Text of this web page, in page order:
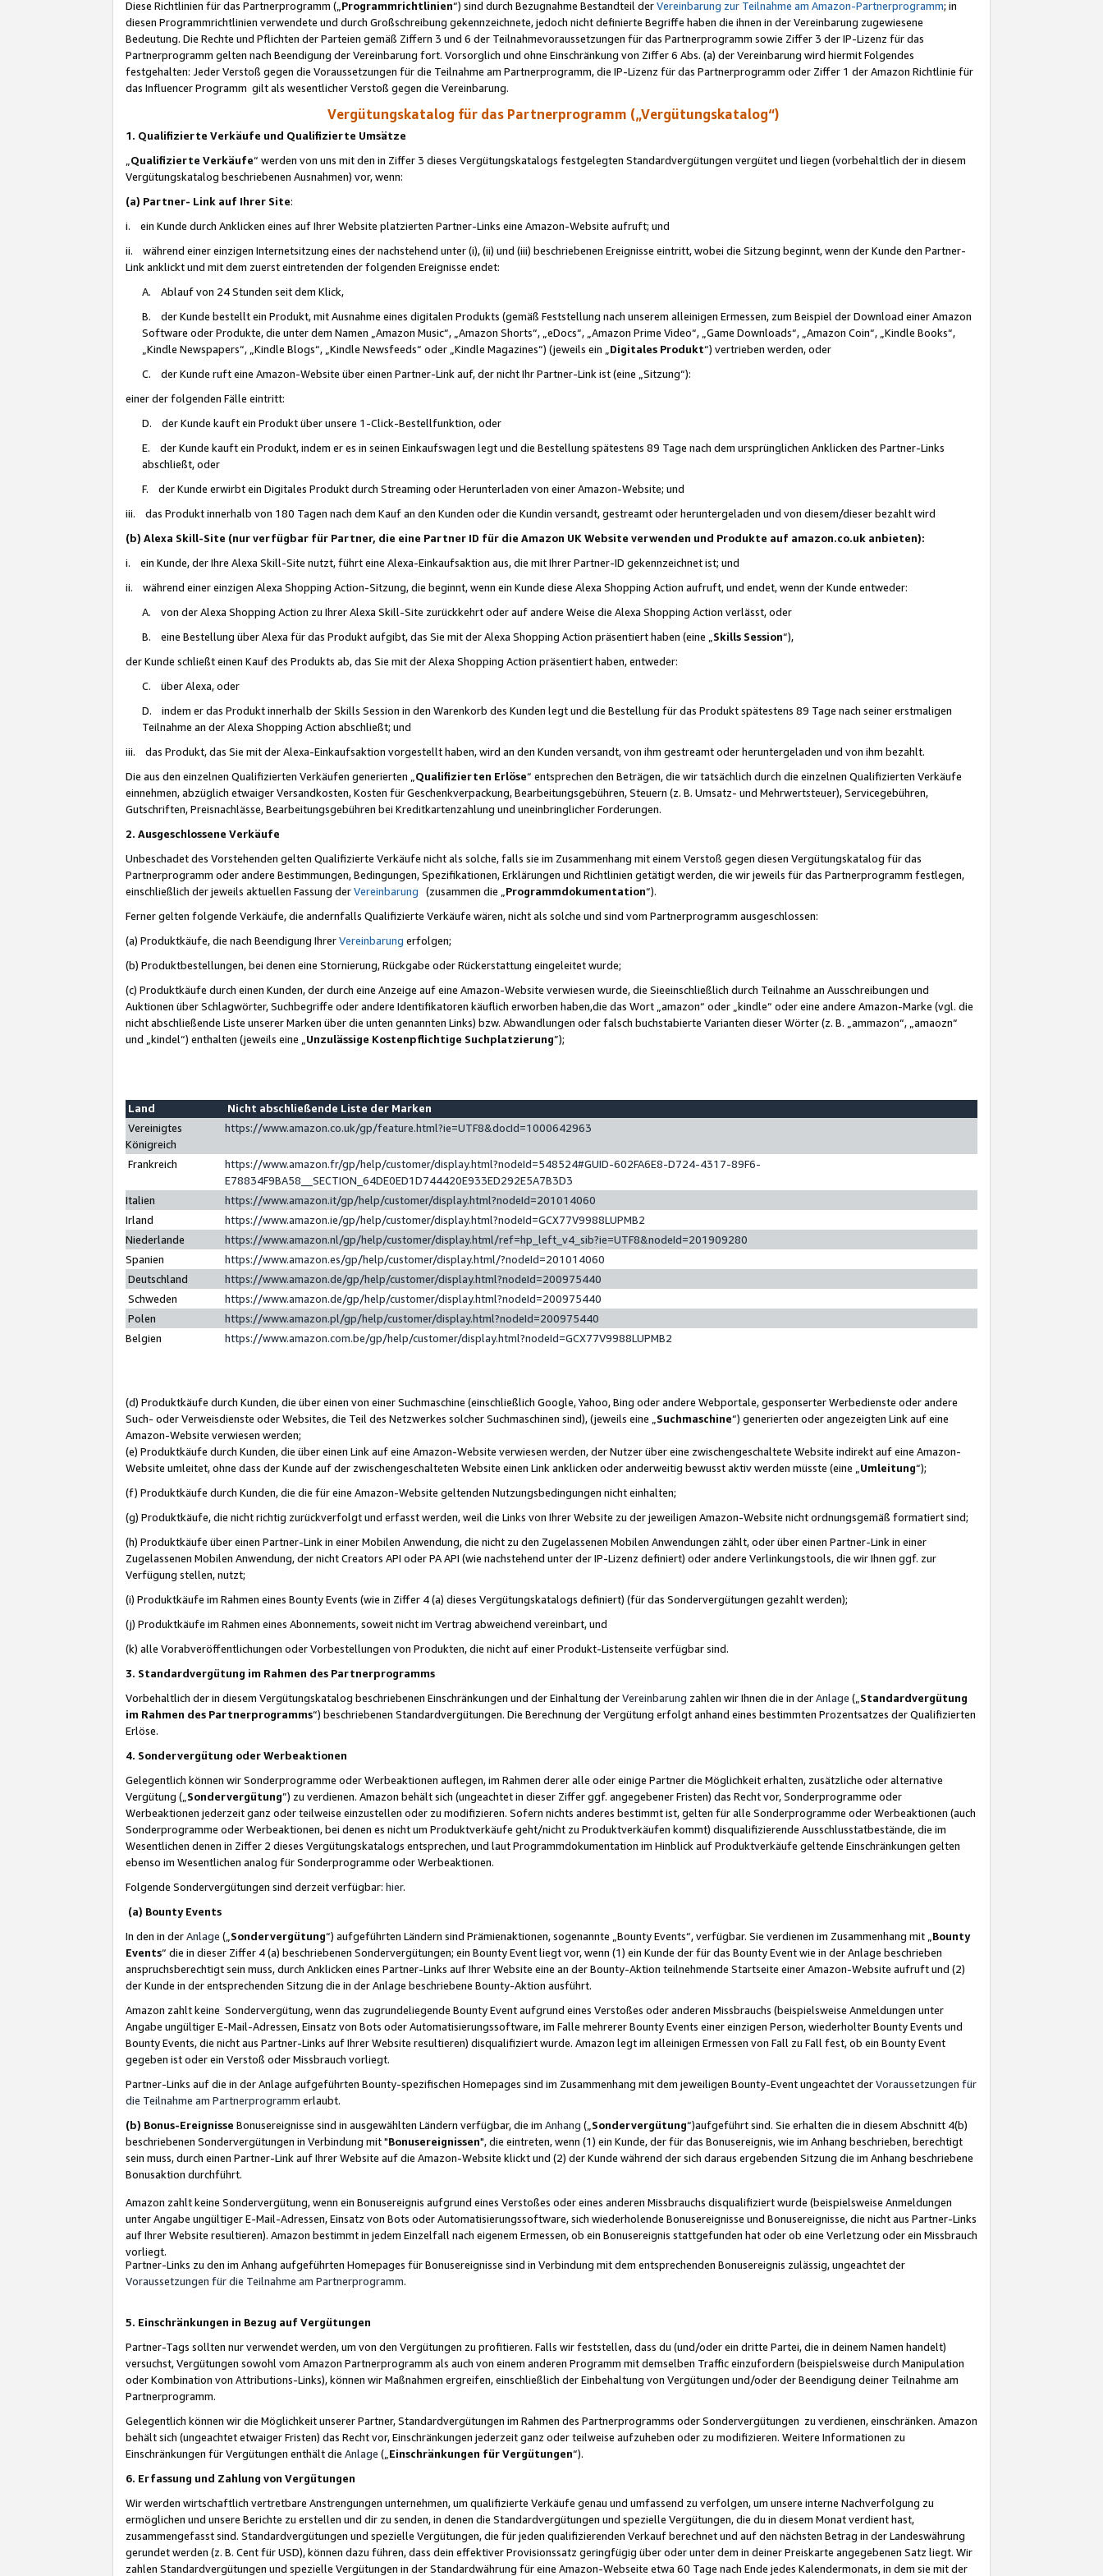
Diese Richtlinien für das Partnerprogramm („Programmrichtlinien“) sind durch Bezugnahme Bestandteil derVereinbarung zur Teilnahme am Amazon-Partnerprogramm; in
diesen Programmrichtlinien verwendete und durch Großschreibung gekennzeichnete, jedoch nicht definierte Begriffe haben die ihnen in der Vereinbarung zugewiesene
Bedeutung. Die Rechte und Pflichten der Parteien gemäß Ziffern 3 und 6 der Teilnahmevoraussetzungen für das Partnerprogramm sowie Ziffer 3 der IP-Lizenz für das
Partnerprogramm gelten nach Beendigung der Vereinbarung fort. Vorsorglich und ohne Einschränkung von Ziffer 6 Abs. (a) der Vereinbarung wird hiermit Folgendes
festgehalten: Jeder Verstoß gegen die Voraussetzungen für die Teilnahme am Partnerprogramm, die IP-Lizenz für das Partnerprogramm oder Ziffer 1 der Amazon Richtlinie für
das Influencer Programm gilt als wesentlicher Verstoß gegen die Vereinbarung.
Vergütungskatalog für das Partnerprogramm („Vergütungskatalog“)
1. Qualifizierte Verkäufe und Qualifizierte Umsätze
Qualifizierte Verkäufe“ werden von uns mit den in Ziffer 3 dieses Vergütungskatalogs festgelegten Standardvergütungen vergütet und liegen (vorbehaltlich der in diesem
Vergütungskatalog beschriebenen Ausnahmen) vor, wenn:
(a) Partner- Link auf Ihrer Site:
i. ein Kunde durch Anklicken eines auf Ihrer Website platzierten Partner-Links eine Amazon-Website aufruft; und
ii. während einer einzigen Internetsitzung eines der nachstehend unter (i), (ii) und (iii) beschriebenen Ereignisse eintritt, wobei die Sitzung beginnt, wenn der Kunde den Partner-
Link anklickt und mit dem zuerst eintretenden der folgenden Ereignisse endet:
A. Ablauf von 24 Stunden seit dem Klick,
B. der Kunde bestellt ein Produkt, mit Ausnahme eines digitalen Produkts (gemäß Feststellung nach unserem alleinigen Ermessen, zum Beispiel der Download einer Amazon
Software oder Produkte, die unter dem Namen „Amazon Music“, „Amazon Shorts“, „eDocs“, „Amazon Prime Video“, „Game Downloads“, „Amazon Coin“, „Kindle Books“,
„Kindle Newspapers“, „Kindle Blogs“, „Kindle Newsfeeds“ oder „Kindle Magazines“) (jeweils ein „ Digitales Produkt“) vertrieben werden, oder
C. der Kunde ruft eine Amazon-Website über einen Partner-Link auf, der nicht Ihr Partner-Link ist (eine „Sitzung“):
einer der folgenden Fälle eintritt:
D. der Kunde kauft ein Produkt über unsere 1-Click-Bestellfunktion, oder
E. der Kunde kauft ein Produkt, indem er es in seinen Einkaufswagen legt und die Bestellung spätestens 89 Tage nach dem ursprünglichen Anklicken des Partner-Links
abschließt, oder
F. der Kunde erwirbt ein Digitales Produkt durch Streaming oder Herunterladen von einer Amazon-Website; und
iii. das Produkt innerhalb von 180 Tagen nach dem Kauf an den Kunden oder die Kundin versandt, gestreamt oder heruntergeladen und von diesem/dieser bezahlt wird
(b) Alexa Skill-Site (nur verfügbar für Partner, die eine Partner ID für die Amazon UK Website verwenden und Produkte auf amazon.co.uk anbieten):
i. ein Kunde, der Ihre Alexa Skill-Site nutzt, führt eine Alexa-Einkaufsaktion aus, die mit Ihrer Partner-ID gekennzeichnet ist; und
ii. während einer einzigen Alexa Shopping Action-Sitzung, die beginnt, wenn ein Kunde diese Alexa Shopping Action aufruft, und endet, wenn der Kunde entweder:
A. von der Alexa Shopping Action zu Ihrer Alexa Skill-Site zurückkehrt oder auf andere Weise die Alexa Shopping Action verlässt, oder
B. eine Bestellung über Alexa für das Produkt aufgibt, das Sie mit der Alexa Shopping Action präsentiert haben (eine „ Skills Session“),
der Kunde schließt einen Kauf des Produkts ab, das Sie mit der Alexa Shopping Action präsentiert haben, entweder:
C. über Alexa, oder
D. indem er das Produkt innerhalb der Skills Session in den Warenkorb des Kunden legt und die Bestellung für das Produkt spätestens 89 Tage nach seiner erstmaligen
Teilnahme an der Alexa Shopping Action abschließt; und
iii. das Produkt, das Sie mit der Alexa-Einkaufsaktion vorgestellt haben, wird an den Kunden versandt, von ihm gestreamt oder heruntergeladen und von ihm bezahlt.
Die aus den einzelnen Qualifizierten Verkäufen generierten „ Qualifizierten Erlöse“ entsprechen den Beträgen, die wir tatsächlich durch die einzelnen Qualifizierten Verkäufe
einnehmen, abzüglich etwaiger Versandkosten, Kosten für Geschenkverpackung, Bearbeitungsgebühren, Steuern (z. B. Umsatz- und Mehrwertsteuer), Servicegebühren,
Gutschriften, Preisnachlässe, Bearbeitungsgebühren bei Kreditkartenzahlung und uneinbringlicher Forderungen.
2. Ausgeschlossene Verkäufe
Unbeschadet des Vorstehenden gelten Qualifizierte Verkäufe nicht als solche, falls sie im Zusammenhang mit einem Verstoß gegen diesen Vergütungskatalog für das
Partnerprogramm oder andere Bestimmungen, Bedingungen, Spezifikationen, Erklärungen und Richtlinien getätigt werden, die wir jeweils für das Partnerprogramm festlegen,
einschließlich der jeweils aktuellen Fassung derVereinbarung (zusammen die „ Programmdokumentation“).
Ferner gelten folgende Verkäufe, die andernfalls Qualifizierte Verkäufe wären, nicht als solche und sind vom Partnerprogramm ausgeschlossen:
(a) Produktkäufe, die nach Beendigung IhrerVereinbarung erfolgen;
(b) Produktbestellungen, bei denen eine Stornierung, Rückgabe oder Rückerstattung eingeleitet wurde;
(c) Produktkäufe durch einen Kunden, der durch eine Anzeige auf eine Amazon-Website verwiesen wurde, die Sieeinschließlich durch Teilnahme an Ausschreibungen und
Auktionen über Schlagwörter, Suchbegriffe oder andere Identifikatoren käuflich erworben haben,die das Wort „amazon“ oder „kindle“ oder eine andere Amazon-Marke (vgl. die
nicht abschließende Liste unserer Marken über die unten genannten Links) bzw. Abwandlungen oder falsch buchstabierte Varianten dieser Wörter (z. B. „ammazon“, „amaozn“
und „kindel“) enthalten (jeweils eine „ Unzulässige Kostenpflichtige Suchplatzierung”);
Land
Nicht abschließende Liste der Marken
Vereinigtes
Königreich
https://www.amazon.co.uk/gp/feature.html?ie=UTF8&docId=1000642963
Frankreich
https://www.amazon.fr/gp/help/customer/display.html?nodeId=548524#GUID-602FA6E8-D724-4317-89F6-
E78834F9BA58__SECTION_64DE0ED1D744420E933ED292E5A7B3D3
Italien
https://www.amazon.it/gp/help/customer/display.html?nodeId=201014060
Irland
https://www.amazon.ie/gp/help/customer/display.html?nodeId=GCX77V9988LUPMB2
Niederlande
https://www.amazon.nl/gp/help/customer/display.html/ref=hp_left_v4_sib?ie=UTF8&nodeId=201909280
Spanien
https://www.amazon.es/gp/help/customer/display.html/?nodeId=201014060
Deutschland
https://www.amazon.de/gp/help/customer/display.html?nodeId=200975440
Schweden
https://www.amazon.de/gp/help/customer/display.html?nodeId=200975440
Polen
https://www.amazon.pl/gp/help/customer/display.html?nodeId=200975440
Belgien
https://www.amazon.com.be/gp/help/customer/display.html?nodeId=GCX77V9988LUPMB2
(d) Produktkäufe durch Kunden, die über einen von einer Suchmaschine (einschließlich Google, Yahoo, Bing oder andere Webportale, gesponserter Werbedienste oder andere
Such- oder Verweisdienste oder Websites, die Teil des Netzwerkes solcher Suchmaschinen sind), (jeweils eine „ Suchmaschine“) generierten oder angezeigten Link auf eine
Amazon-Website verwiesen werden;
(e) Produktkäufe durch Kunden, die über einen Link auf eine Amazon-Website verwiesen werden, der Nutzer über eine zwischengeschaltete Website indirekt auf eine Amazon-
Website umleitet, ohne dass der Kunde auf der zwischengeschalteten Website einen Link anklicken oder anderweitig bewusst aktiv werden müsste (eine „ Umleitung“);
(f) Produktkäufe durch Kunden, die die für eine Amazon-Website geltenden Nutzungsbedingungen nicht einhalten;
(g) Produktkäufe, die nicht richtig zurückverfolgt und erfasst werden, weil die Links von Ihrer Website zu der jeweiligen Amazon-Website nicht ordnungsgemäß formatiert sind;
(h) Produktkäufe über einen Partner-Link in einer Mobilen Anwendung, die nicht zu den Zugelassenen Mobilen Anwendungen zählt, oder über einen Partner-Link in einer
Zugelassenen Mobilen Anwendung, der nicht Creators API oder PA API (wie nachstehend unter der IP-Lizenz definiert) oder andere Verlinkungstools, die wir Ihnen ggf. zur
Verfügung stellen, nutzt;
(i) Produktkäufe im Rahmen eines Bounty Events (wie in Ziffer 4 (a) dieses Vergütungskatalogs definiert) (für das Sondervergütungen gezahlt werden);
(j) Produktkäufe im Rahmen eines Abonnements, soweit nicht im Vertrag abweichend vereinbart, und
(k) alle Vorabveröffentlichungen oder Vorbestellungen von Produkten, die nicht auf einer Produkt-Listenseite verfügbar sind.
3. Standardvergütung im Rahmen des Partnerprogramms
Vorbehaltlich der in diesem Vergütungskatalog beschriebenen Einschränkungen und der Einhaltung derVereinbarung zahlen wir Ihnen die in derAnlage („ Standardvergütung
im Rahmen des Partnerprogramms“) beschriebenen Standardvergütungen. Die Berechnung der Vergütung erfolgt anhand eines bestimmten Prozentsatzes der Qualifizierten
Erlöse.
4. Sondervergütung oder Werbeaktionen
Gelegentlich können wir Sonderprogramme oder Werbeaktionen auflegen, im Rahmen derer alle oder einige Partner die Möglichkeit erhalten, zusätzliche oder alternative
Vergütung („ Sondervergütung”) zu verdienen. Amazon behält sich (ungeachtet in dieser Ziffer ggf. angegebener Fristen) das Recht vor, Sonderprogramme oder
Werbeaktionen jederzeit ganz oder teilweise einzustellen oder zu modifizieren. Sofern nichts anderes bestimmt ist, gelten für alle Sonderprogramme oder Werbeaktionen (auch
Sonderprogramme oder Werbeaktionen, bei denen es nicht um Produktverkäufe geht/nicht zu Produktverkäufen kommt) disqualifizierende Ausschlusstatbestände, die im
Wesentlichen denen in Ziffer 2 dieses Vergütungskatalogs entsprechen, und laut Programmdokumentation im Hinblick auf Produktverkäufe geltende Einschränkungen gelten
ebenso im Wesentlichen analog für Sonderprogramme oder Werbeaktionen.
Folgende Sondervergütungen sind derzeit verfügbar: hier.
(a) Bounty Events
In den in derAnlage („ Sondervergütung“) aufgeführten Ländern sind Prämienaktionen, sogenannte „Bounty Events“, verfügbar. Sie verdienen im Zusammenhang mit „ Bounty
Events“ die in dieser Ziffer 4 (a) beschriebenen Sondervergütungen; ein Bounty Event liegt vor, wenn (1) ein Kunde der für das Bounty Event wie in der Anlage beschrieben
anspruchsberechtigt sein muss, durch Anklicken eines Partner-Links auf Ihrer Website eine an der Bounty-Aktion teilnehmende Startseite einer Amazon-Website aufruft und (2)
der Kunde in der entsprechenden Sitzung die in der Anlage beschriebene Bounty-Aktion ausführt.
Amazon zahlt keine Sondervergütung, wenn das zugrundeliegende Bounty Event aufgrund eines Verstoßes oder anderen Missbrauchs (beispielsweise Anmeldungen unter
Angabe ungültiger E-Mail-Adressen, Einsatz von Bots oder Automatisierungssoftware, im Falle mehrerer Bounty Events einer einzigen Person, wiederholter Bounty Events und
Bounty Events, die nicht aus Partner-Links auf Ihrer Website resultieren) disqualifiziert wurde. Amazon legt im alleinigen Ermessen von Fall zu Fall fest, ob ein Bounty Event
gegeben ist oder ein Verstoß oder Missbrauch vorliegt.
Partner-Links auf die in der Anlage aufgeführten Bounty-spezifischen Homepages sind im Zusammenhang mit dem jeweiligen Bounty-Event ungeachtet derVoraussetzungen für
die Teilnahme am Partnerprogramm erlaubt.
(b) Bonus-Ereignisse Bonusereignisse sind in ausgewählten Ländern verfügbar, die im Anhang („ Sondervergütung“)aufgeführt sind. Sie erhalten die in diesem Abschnitt 4(b)
beschriebenen Sondervergütungen in Verbindung mit "Bonusereignissen", die eintreten, wenn (1) ein Kunde, der für das Bonusereignis, wie im Anhang beschrieben, berechtigt
sein muss, durch einen Partner-Link auf Ihrer Website auf die Amazon-Website klickt und (2) der Kunde während der sich daraus ergebenden Sitzung die im Anhang beschriebene
Bonusaktion durchführt.
Amazon zahlt keine Sondervergütung, wenn ein Bonusereignis aufgrund eines Verstoßes oder eines anderen Missbrauchs disqualifiziert wurde (beispielsweise Anmeldungen
unter Angabe ungültiger E-Mail-Adressen, Einsatz von Bots oder Automatisierungssoftware, sich wiederholende Bonusereignisse und Bonusereignisse, die nicht aus Partner-Links
auf Ihrer Website resultieren). Amazon bestimmt in jedem Einzelfall nach eigenem Ermessen, ob ein Bonusereignis stattgefunden hat oder ob eine Verletzung oder ein Missbrauch
vorliegt.
Partner-Links zu den im Anhang aufgeführten Homepages für Bonusereignisse sind in Verbindung mit dem entsprechenden Bonusereignis zulässig, ungeachtet der
Voraussetzungen für die Teilnahme am Partnerprogramm.
5. Einschränkungen in Bezug auf Vergütungen
Partner-Tags sollten nur verwendet werden, um von den Vergütungen zu profitieren. Falls wir feststellen, dass du (und/oder ein dritte Partei, die in deinem Namen handelt)
versuchst, Vergütungen sowohl vom Amazon Partnerprogramm als auch von einem anderen Programm mit demselben Traffic einzufordern (beispielsweise durch Manipulation
oder Kombination von Attributions-Links), können wir Maßnahmen ergreifen, einschließlich der Einbehaltung von Vergütungen und/oder der Beendigung deiner Teilnahme am
Partnerprogramm.
Gelegentlich können wir die Möglichkeit unserer Partner, Standardvergütungen im Rahmen des Partnerprogramms oder Sondervergütungen zu verdienen, einschränken. Amazon
behält sich (ungeachtet etwaiger Fristen) das Recht vor, Einschränkungen jederzeit ganz oder teilweise aufzuheben oder zu modifizieren. Weitere Informationen zu
Einschränkungen für Vergütungen enthält die Anlage („ Einschränkungen für Vergütungen“).
6. Erfassung und Zahlung von Vergütungen
Wir werden wirtschaftlich vertretbare Anstrengungen unternehmen, um qualifizierte Verkäufe genau und umfassend zu verfolgen, um unsere interne Nachverfolgung zu
ermöglichen und unsere Berichte zu erstellen und dir zu senden, in denen die Standardvergütungen und spezielle Vergütungen, die du in diesem Monat verdient hast,
zusammengefasst sind. Standardvergütungen und spezielle Vergütungen, die für jeden qualifizierenden Verkauf berechnet und auf den nächsten Betrag in der Landeswährung
gerundet werden (z. B. Cent für USD), können dazu führen, dass dein effektiver Provisionssatz geringfügig über oder unter dem in deiner Preiskarte angegebenen Satz liegt. Wir
zahlen Standardvergütungen und spezielle Vergütungen in der Standardwährung für eine Amazon-Webseite etwa 60 Tage nach Ende jedes Kalendermonats, in dem sie mit der